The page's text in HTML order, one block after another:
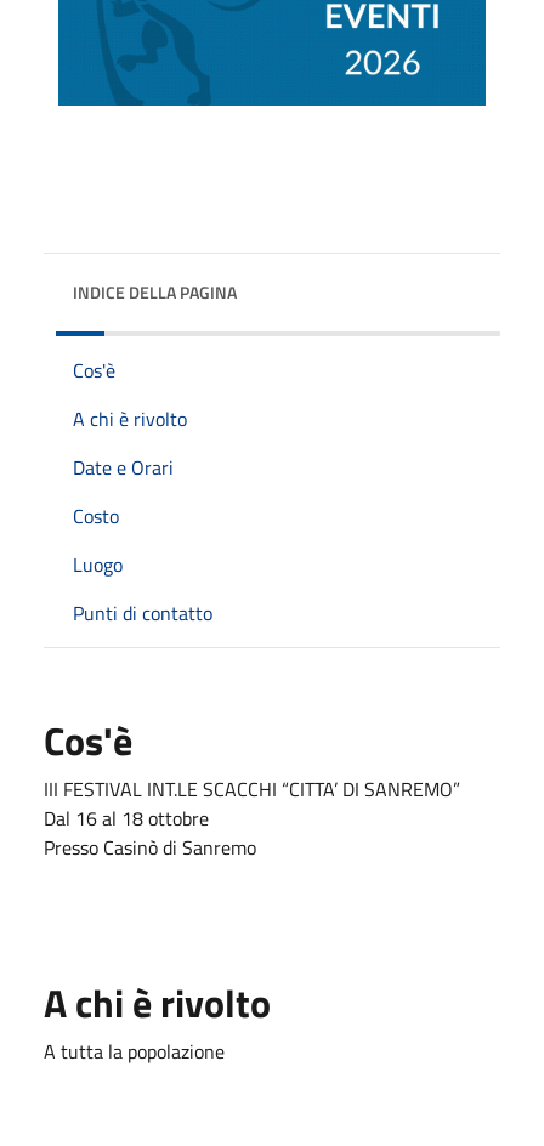
INDICE DELLA PAGINA
Cos'è
A chi è rivolto
Date e Orari
Costo
Luogo
Punti di contatto
Cos'è
III FESTIVAL INT.LE SCACCHI “CITTA’ DI SANREMO”
Dal 16 al 18 ottobre
Presso Casinò di Sanremo
A chi è rivolto
A tutta la popolazione